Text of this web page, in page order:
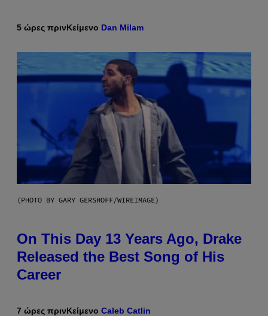
5 ώρες πρινΚείμενο Dan Milam
(PHOTO BY GARY GERSHOFF/WIREIMAGE)
On This Day 13 Years Ago, Drake
Released the Best Song of His
Career
7 ώρες πρινΚείμενο Caleb Catlin